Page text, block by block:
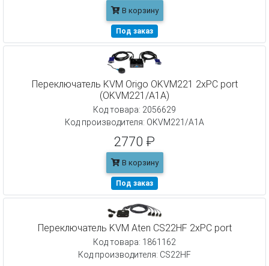
В корзину
Под заказ
Переключатель KVM Origo OKVM221 2xPC port
(OKVM221/A1A)
Код товара: 2056629
Код производителя: OKVM221/A1A
2770 ₽
В корзину
Под заказ
Переключатель KVM Aten CS22HF 2xPC port
Код товара: 1861162
Код производителя: CS22HF